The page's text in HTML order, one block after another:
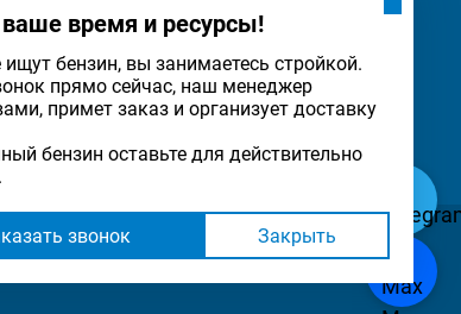
Федерации.
ОК
время и ресурсы!
ищут бензин, вы занимаетесь стройкой.
прямо сейчас, наш менеджер
примет заказ и организует доставку
бензин оставьте для действительно
звонок Закрыть